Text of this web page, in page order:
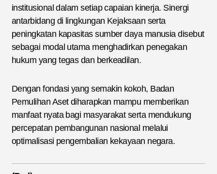
institusional dalam setiap capaian kinerja. Sinergi
antarbidang di lingkungan Kejaksaan serta
peningkatan kapasitas sumber daya manusia disebut
sebagai modal utama menghadirkan penegakan
hukum yang tegas dan berkeadilan.
Dengan fondasi yang semakin kokoh, Badan
Pemulihan Aset diharapkan mampu memberikan
manfaat nyata bagi masyarakat serta mendukung
percepatan pembangunan nasional melalui
optimalisasi pengembalian kekayaan negara.